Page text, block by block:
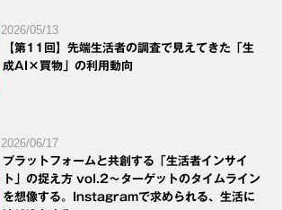
2026/05/13
【第11回】先端生活者の調査で見えてきた「生
成AI×買物」の利用動向
2026/06/17
プラットフォームと共創する「生活者インサイ
ト」の捉え方 vol.2～ターゲットのタイムライン
を想像する。Instagramで求められる、生活に